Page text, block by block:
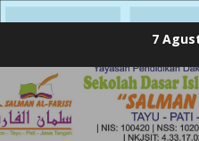
content
7